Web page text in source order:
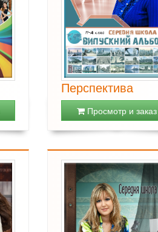
Перспектива
Просмотр и заказ